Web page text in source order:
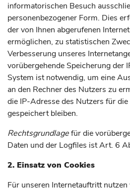
informatorischen Besuch
personenbezogener Form. Dies
der von Ihnen abgerufenen
ermöglichen, zu statistischen
Verbesserung unseres
vorübergehende Speicherung der
System ist notwendig, um eine
an den Rechner des Nutzers zu
die IP-Adresse des Nutzers für
gespeichert bleiben.
Rechtsgrundlagefür die
Daten und der Logfiles ist Art. 6
2. Einsatz von Cookies
Für unseren Internetauftritt